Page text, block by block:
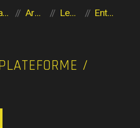
Blabla entre Planaviens Archives Les héritiers de l'Aventure
Entrez à vos risques et périls
/